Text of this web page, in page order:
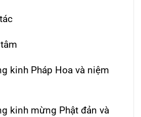
kinh Pháp Hoa và niệm
kinh mừng Phật đản và